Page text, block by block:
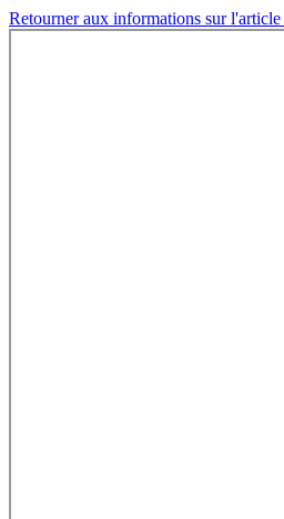
Retourner aux informations sur l'article